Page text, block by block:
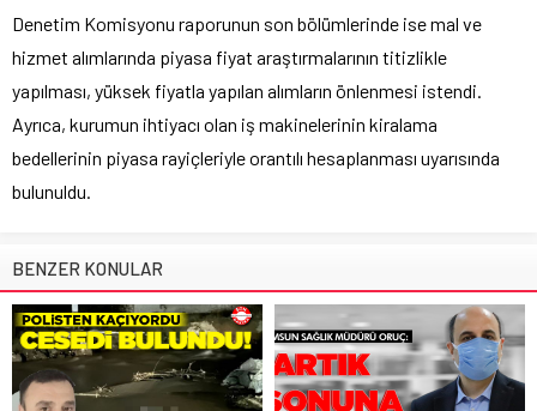
Denetim Komisyonu raporunun son bölümlerinde ise mal ve
hizmet alımlarında piyasa fiyat araştırmalarının titizlikle
yapılması, yüksek fiyatla yapılan alımların önlenmesi istendi.
Ayrıca, kurumun ihtiyacı olan iş makinelerinin kiralama
bedellerinin piyasa rayiçleriyle orantılı hesaplanması uyarısında
bulunuldu.
BENZER KONULAR